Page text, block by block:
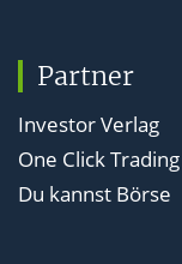
Partner
Investor Verlag
One Click Trading
Du kannst Börse